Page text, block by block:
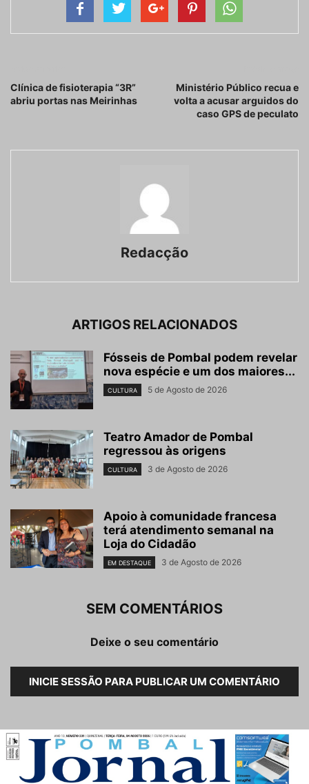
Clínica de fisioterapia “3R”
abriu portas nas Meirinhas
Ministério Público recua e
volta a acusar arguidos do
caso GPS de peculato
Redacção
ARTIGOS RELACIONADOS
Fósseis de Pombal podem revelar
nova espécie e um dos maiores...
CULTURA 5 de Agosto de 2026
Teatro Amador de Pombal
regressou às origens
CULTURA 3 de Agosto de 2026
Apoio à comunidade francesa
terá atendimento semanal na
Loja do Cidadão
EM DESTAQUE 3 de Agosto de 2026
SEM COMENTÁRIOS
Deixe o seu comentário
INICIE SESSÃO PARA PUBLICAR UM COMENTÁRIO